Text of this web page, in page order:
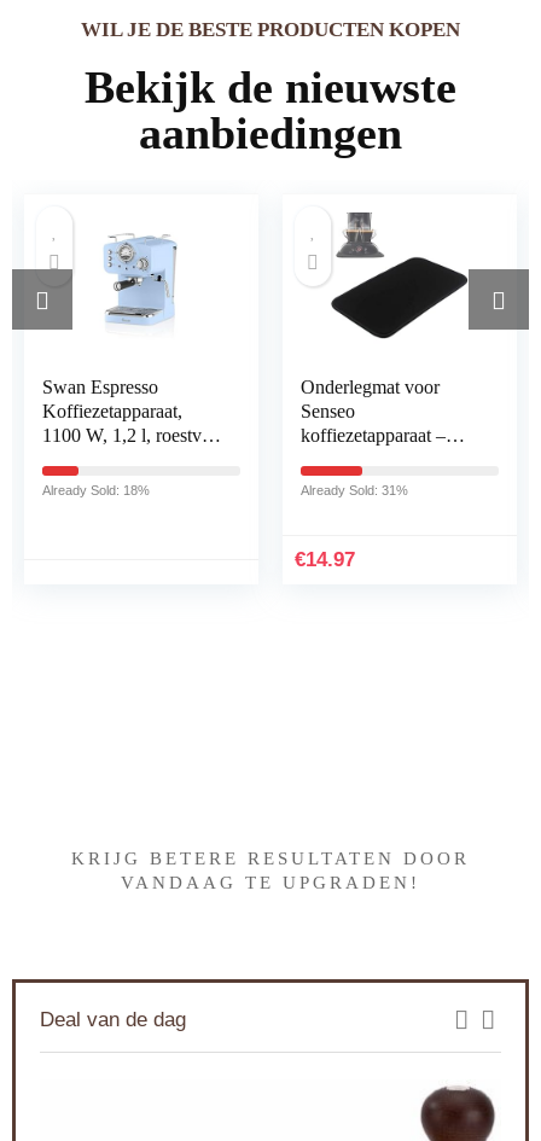
WIL JE DE BESTE PRODUCTEN KOPEN
Bekijk de nieuwste
aanbiedingen
Swan Espresso
Koffiezetapparaat,
1100 W, 1,2 l, roestvrij
Already Sold: 18%
Onderlegmat voor
Senseo
koffiezetapparaat –
geschikt voor Senseo
koffiezetapparaat
Already Sold: 31%
€14.97
KRIJG BETERE RESULTATEN DOOR
VANDAAG TE UPGRADEN!
Deal van de dag